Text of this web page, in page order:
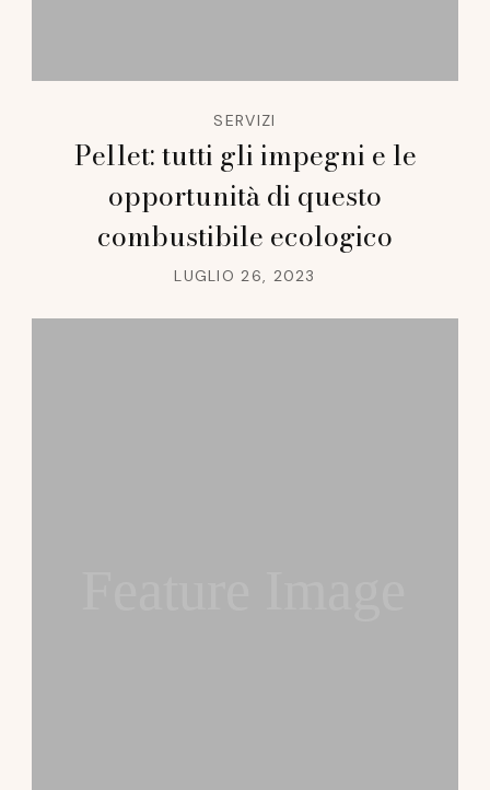
SERVIZI
Pellet: tutti gli impegni e le
opportunità di questo
combustibile ecologico
LUGLIO 26, 2023